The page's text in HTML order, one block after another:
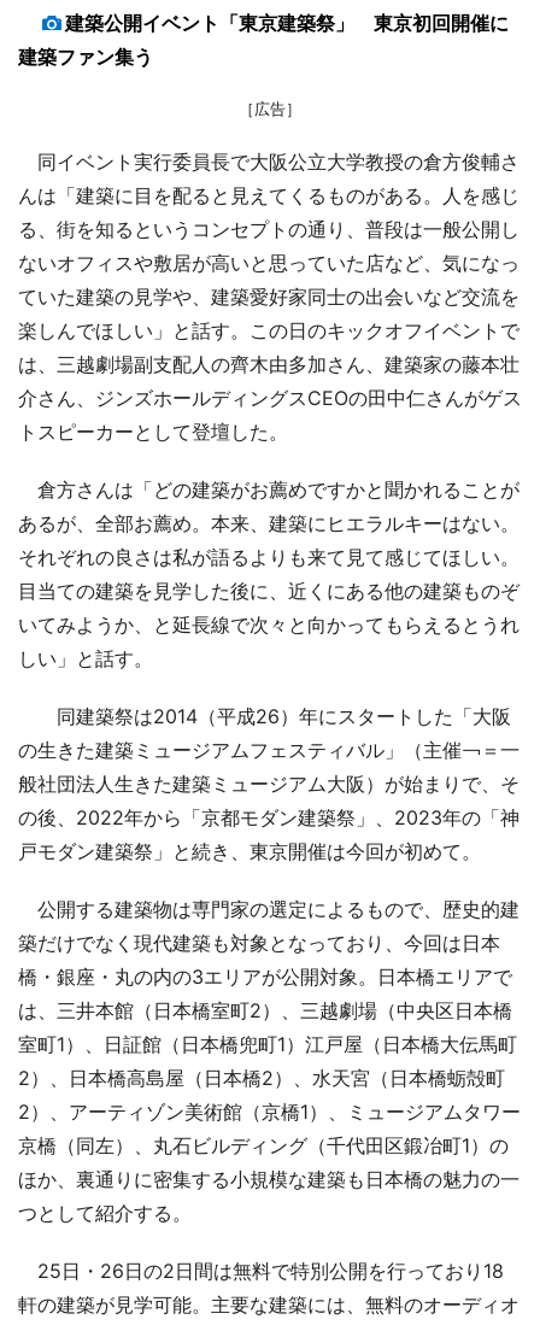
建築公開イベント「東京建築祭」 東京初回開催に
建築ファン集う
［広告］
同イベント実行委員長で大阪公立大学教授の倉方俊輔さ
んは「建築に目を配ると見えてくるものがある。人を感じ
る、街を知るというコンセプトの通り、普段は一般公開し
ないオフィスや敷居が高いと思っていた店など、気になっ
ていた建築の見学や、建築愛好家同士の出会いなど交流を
楽しんでほしい」と話す。この日のキックオフイベントで
は、三越劇場副支配人の齊木由多加さん、建築家の藤本壮
介さん、ジンズホールディングスCEOの田中仁さんがゲス
トスピーカーとして登壇した。
倉方さんは「どの建築がお薦めですかと聞かれることが
あるが、全部お薦め。本来、建築にヒエラルキーはない。
それぞれの良さは私が語るよりも来て見て感じてほしい。
目当ての建築を見学した後に、近くにある他の建築ものぞ
いてみようか、と延長線で次々と向かってもらえるとうれ
しい」と話す。
同建築祭は2014（平成26）年にスタートした「大阪
の生きた建築ミュージアムフェスティバル」（主催￢＝一
般社団法人生きた建築ミュージアム大阪）が始まりで、そ
の後、2022年から「京都モダン建築祭」、2023年の「神
戸モダン建築祭」と続き、東京開催は今回が初めて。
公開する建築物は専門家の選定によるもので、歴史的建
築だけでなく現代建築も対象となっており、今回は日本
橋・銀座・丸の内の3エリアが公開対象。日本橋エリアで
は、三井本館（日本橋室町2）、三越劇場（中央区日本橋
室町1）、日証館（日本橋兜町1）江戸屋（日本橋大伝馬町
2）、日本橋高島屋（日本橋2）、水天宮（日本橋蛎殻町
2）、アーティゾン美術館（京橋1）、ミュージアムタワー
京橋（同左）、丸石ビルディング（千代田区鍛冶町1）の
ほか、裏通りに密集する小規模な建築も日本橋の魅力の一
つとして紹介する。
25日・26日の2日間は無料で特別公開を行っており18
軒の建築が見学可能。主要な建築には、無料のオーディオ